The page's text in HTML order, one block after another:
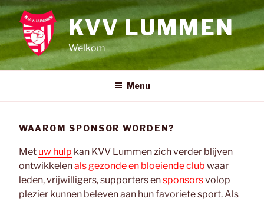
Spring
naar
de
inhoud
KVV LUMMEN
Welkom
Menu
WAAROM SPONSOR WORDEN?
Met uw hulp kan KVV Lummen zich verder blijven
ontwikkelenals gezonde en bloeiende club waar
leden, vrijwilligers, supporters ensponsorsvolop
plezier kunnen beleven aan hun favoriete sport. Als